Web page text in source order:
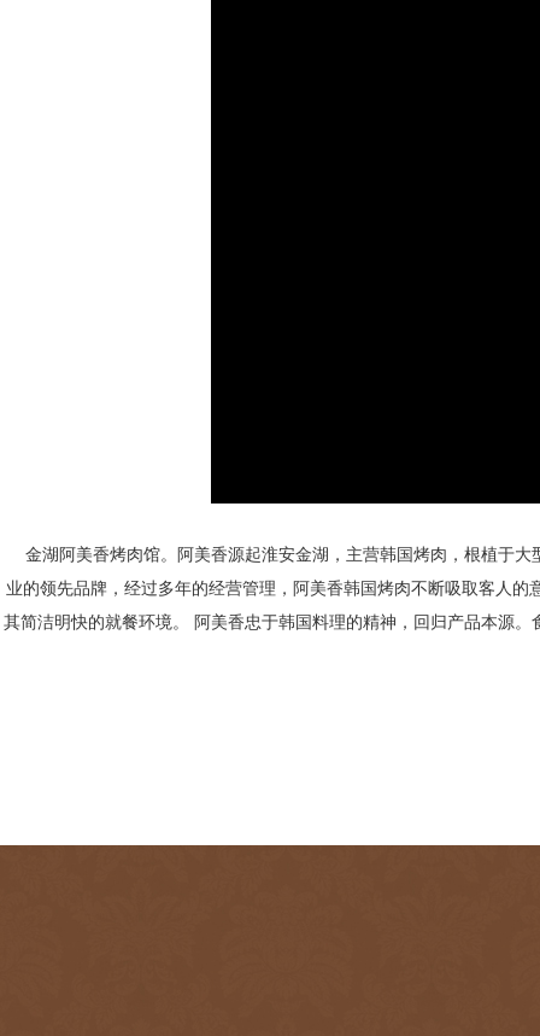
金湖阿美香烤肉馆。阿美香源起淮安金湖，主营韩国烤肉，根植于大
业的领先品牌，经过多年的经营管理，阿美香韩国烤肉不断吸取客人
其简洁明快的就餐环境。 阿美香忠于韩国料理的精神，回归产品本源